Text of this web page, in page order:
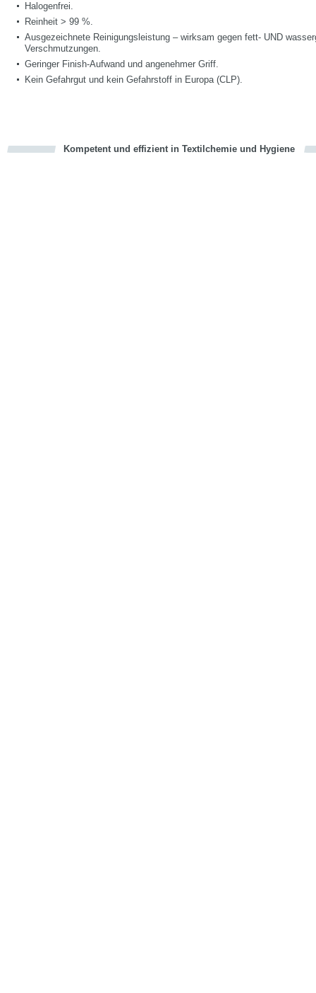
Halogenfrei.
Reinheit > 99 %.
Ausgezeichnete Reinigungsleistung – wirksam gegen fett- UND
Verschmutzungen.
Geringer Finish-Aufwand und angenehmer Griff.
Kein Gefahrgut und kein Gefahrstoff in Europa (CLP).
Kompetent und effizient in Textilchemie und Hygiene